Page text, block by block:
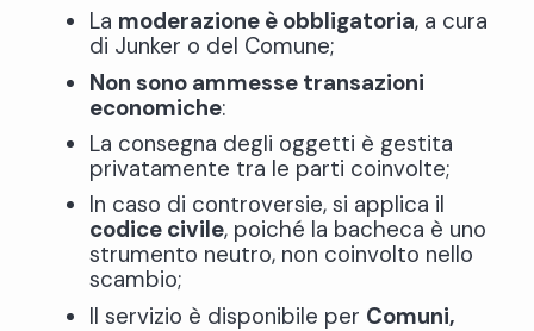
La moderazione è obbligatoria, a cura
di Junker o del Comune;
Non sono ammesse transazioni
economiche:
La consegna degli oggetti è gestita
privatamente tra le parti coinvolte;
In caso di controversie, si applica il
codice civile, poiché la bacheca è uno
strumento neutro, non coinvolto nello
scambio;
Il servizio è disponibile per Comuni,